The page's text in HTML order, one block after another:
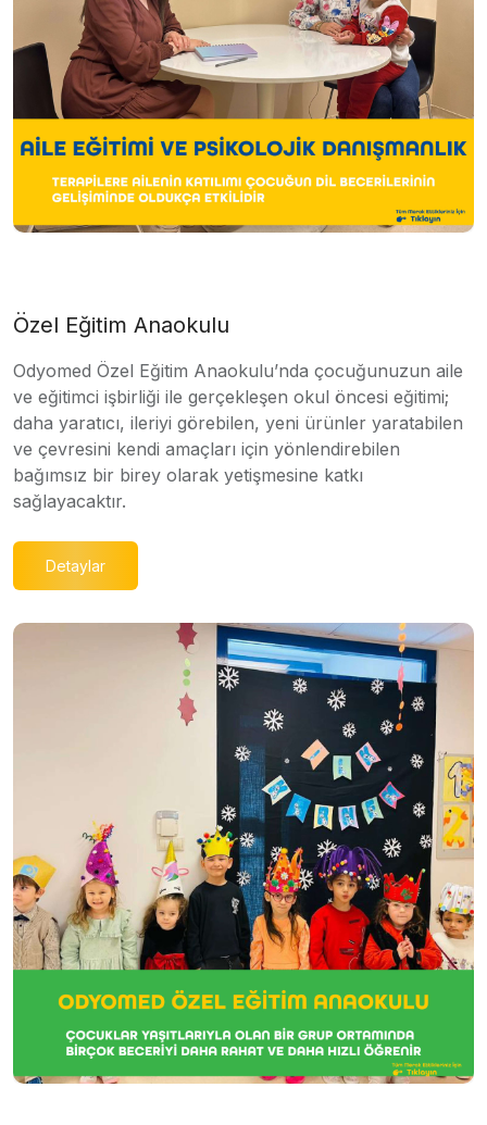
Özel Eğitim Anaokulu
Odyomed Özel Eğitim Anaokulu’nda çocuğunuzun aile
ve eğitimci işbirliği ile gerçekleşen okul öncesi eğitimi;
daha yaratıcı, ileriyi görebilen, yeni ürünler yaratabilen
ve çevresini kendi amaçları için yönlendirebilen
bağımsız bir birey olarak yetişmesine katkı
sağlayacaktır.
Detaylar